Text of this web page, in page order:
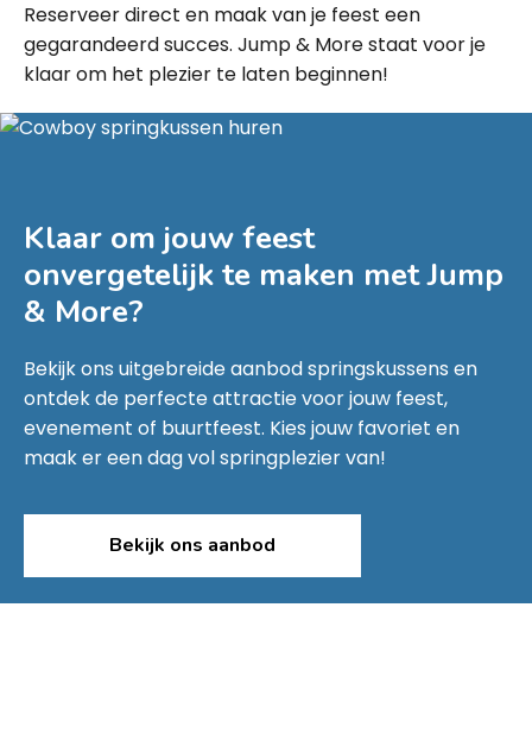
Reserveer direct en maak van je feest een
gegarandeerd succes. Jump & More staat voor je
klaar om het plezier te laten beginnen!
Klaar om jouw feest
onvergetelijk te maken metJump
& More?
Bekijk ons uitgebreide aanbod springskussens en
ontdek de perfecte attractie voor jouw feest,
evenement of buurtfeest. Kies jouw favoriet en
maak er een dag vol springplezier van!
Bekijk ons aanbod